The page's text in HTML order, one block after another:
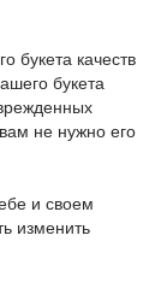
букета качеств
букета
не нужно его
и своем
изменить